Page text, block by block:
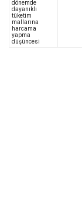
dönemde
dayanıklı
tüketim
mallarına
harcama
yapma
düşüncesi